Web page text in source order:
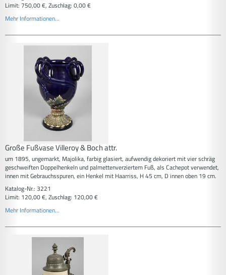
Limit: 750,00 €, Zuschlag: 0,00 €
Mehr Informationen...
Große Fußvase Villeroy & Boch attr.
um 1895, ungemarkt, Majolika, farbig glasiert, aufwendig dekoriert mit vier schräg
geschweiften Doppelhenkeln und palmettenverziertem Fuß, als Cachepot verwendet,
innen mit Gebrauchsspuren, ein Henkel mit Haarriss, H 45 cm, D innen oben 19 cm.
Katalog-Nr.: 3221
Limit: 120,00 €, Zuschlag: 120,00 €
Mehr Informationen...